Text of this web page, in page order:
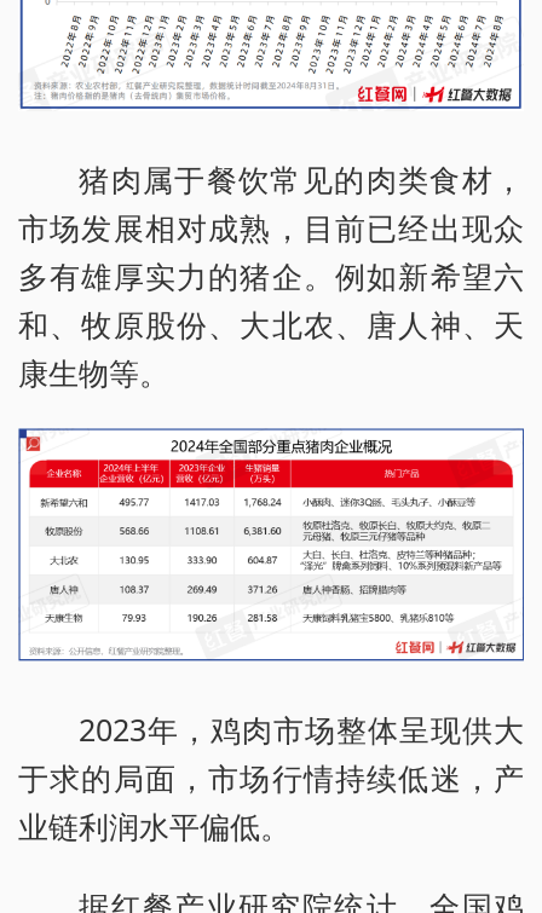
猪肉属于餐饮常见的肉类食材，
市场发展相对成熟，目前已经出现众
多有雄厚实力的猪企。例如新希望六
和、牧原股份、大北农、唐人神、天
康生物等。
2023年，鸡肉市场整体呈现供大
于求的局面，市场行情持续低迷，产
业链利润水平偏低。